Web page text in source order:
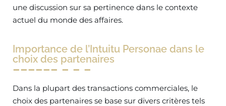
une discussion sur sa pertinence dans le contexte
actuel du monde des affaires.
Importance de l’Intuitu Personae dans le
choix des partenaires
Dans la plupart des transactions commerciales, le
choix des partenaires se base sur divers critères tels